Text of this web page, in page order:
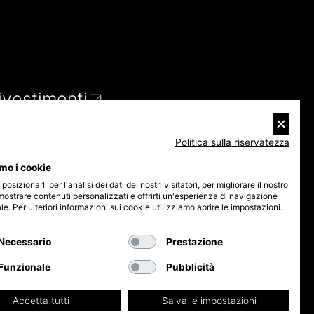
& Hi-Tech
i downloads
frequenti
Lab
CREDITS
Politica sulla riservatezza
i cookie
posizionarli per l'analisi dei dati dei nostri visitatori, per migliorare il nostro
contenuti personalizzati e offrirti un'esperienza di navigazione
Per ulteriori informazioni sui cookie utilizziamo aprire le impostazioni.
Prestazione
Pubblicità
Accetta tutti Salva le impostazioni